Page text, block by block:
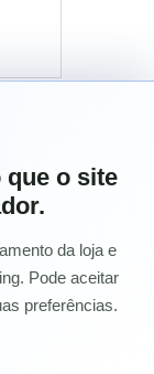
o site
da loja e
Pode aceitar
preferências.